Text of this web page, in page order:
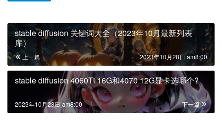
stable diffusion 关键词大全（2023年10月最新列表
库）
上一篇 2023年10月28日 am8:00
stable diffusion 4060Ti 16G和4070 12G显卡选哪个?
下一篇
2023年10月28日 am8:00